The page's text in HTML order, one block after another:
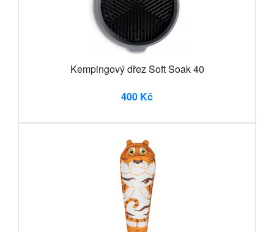
Kempingový dřez Soft Soak 40
400 Kč